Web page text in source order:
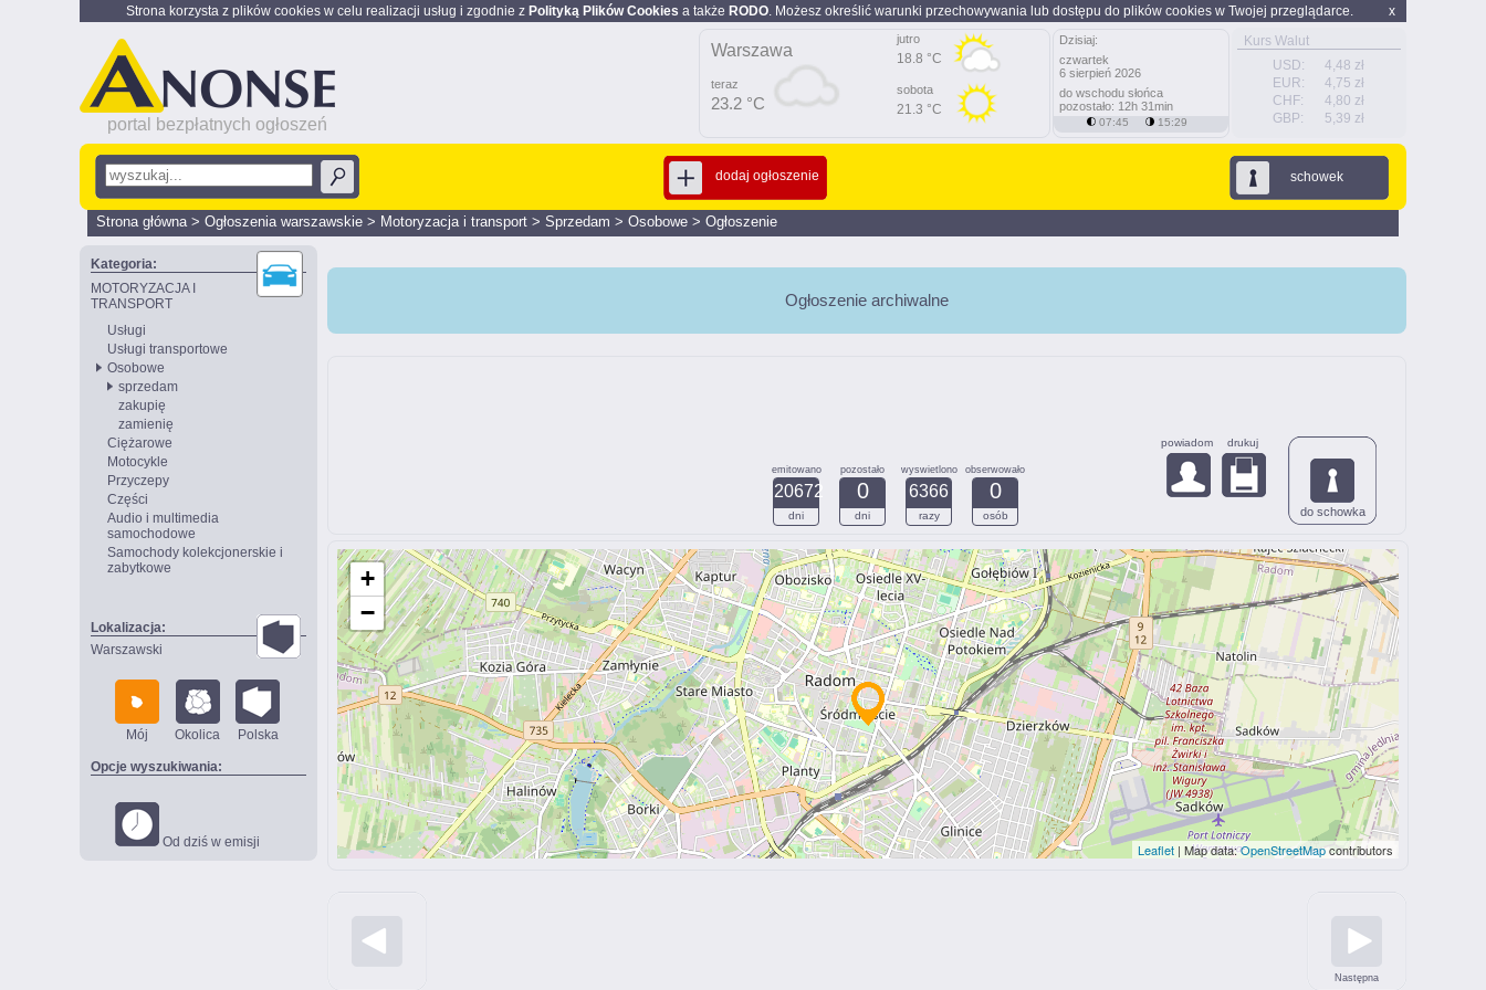
x
Strona korzysta z plików cookies w celu realizacji usług i zgodnie z Polityką Plików Cookies a także RODO. Możesz określić warunki przechowywania lub dostępu do plików cookies w Twojej przeglądarce.
portal bezpłatnych ogłoszeń
Kurs Walut
USD:
4,48 zł
EUR:
4,75 zł
CHF:
4,80 zł
GBP:
5,39 zł
Warszawa
teraz
23.2 °C
jutro
18.8 °C
sobota
21.3 °C
Dzisiaj:
czwartek
6 sierpień 2026
do wschodu słońca
pozostało: 12h 31min
07:45 15:29
schowek
dodaj ogłoszenie
Strona główna> Ogłoszenia warszawskie > Motoryzacja i transport > Sprzedam > Osobowe > Ogłoszenie
Kategoria:
MOTORYZACJA I
TRANSPORT
Usługi
Usługi transportowe
Osobowe
sprzedam
zakupię
zamienię
Ciężarowe
Motocykle
Przyczepy
Części
Audio i multimedia
samochodowe
Samochody kolekcjonerskie i
zabytkowe
Lokalizacja:
Warszawski
Mój Okolica Polska
Opcje wyszukiwania:
Od dziś w emisji
Ogłoszenie archiwalne
emitowano
20672
dni
pozostało
0
dni
wyswietlono
6366
razy
obserwowało
0
osób do schowka
powiadom drukuj
+
−
Leaflet | Map data:OpenStreetMapcontributors
Następna